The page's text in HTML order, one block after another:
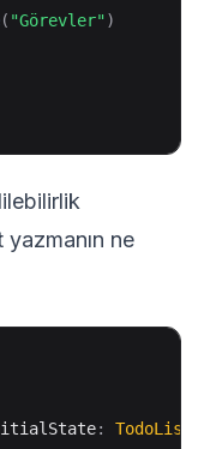
( "Görevler")
yazmanın ne
: